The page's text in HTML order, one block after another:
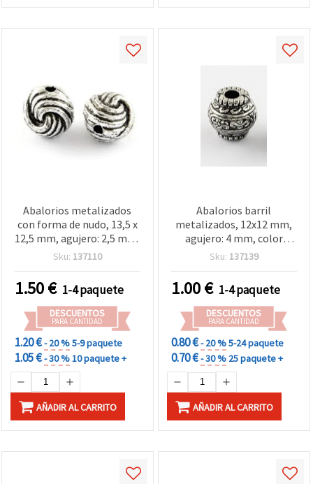
Abalorios metalizados
con forma de nudo, 13,5 x
12,5 mm, agujero: 2,5 mm,
color plata, 50 g (~40 uds)
Sku: 137110
1.50€ 1-4 paquete
DESCUENTOS
PARA CANTIDAD
1.20 €- 20 %5-9 paquete
1.05 €- 30 %10 paquete +
AÑADIR AL CARRITO
Abalorios barril
metalizados, 12x12 mm,
agujero: 4 mm, color
plata, 20 g (aprox. 20 uds)
Sku: 137139
1.00€ 1-4 paquete
DESCUENTOS
PARA CANTIDAD
0.80 €- 20 %5-24 paquete
0.70 €- 30 % 25 paquete +
AÑADIR AL CARRITO